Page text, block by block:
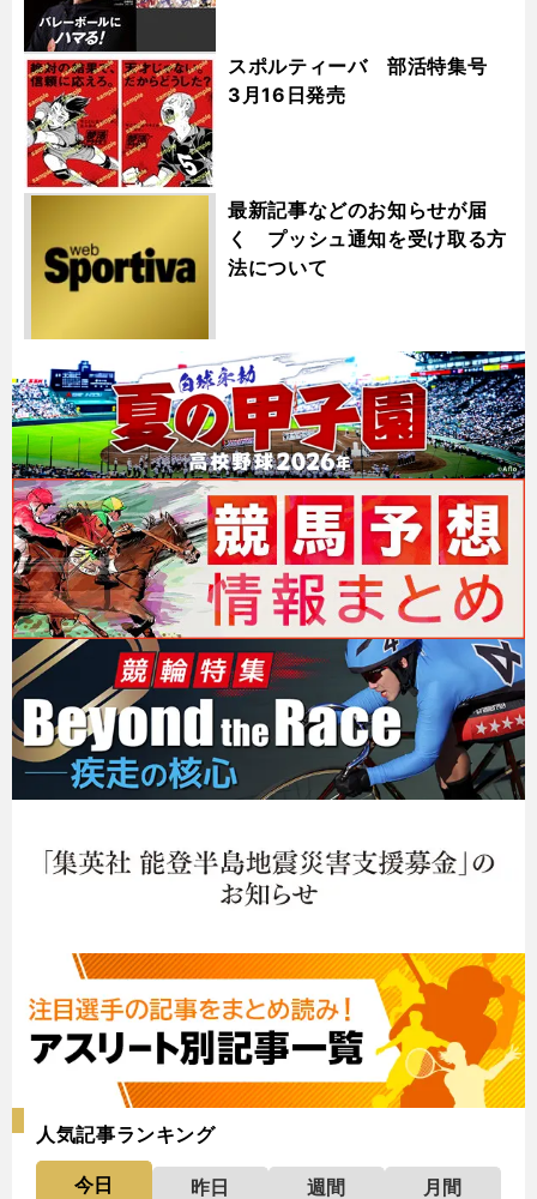
スポルティーバ 部活特集号
3月16日発売
最新記事などのお知らせが届
く プッシュ通知を受け取る方
法について
人気記事ランキング
今日 昨日 週間 月間